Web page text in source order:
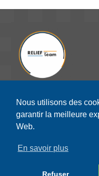
Nous utilisons des
garantir la meilleure
Web.
En savoir plus
Refuser